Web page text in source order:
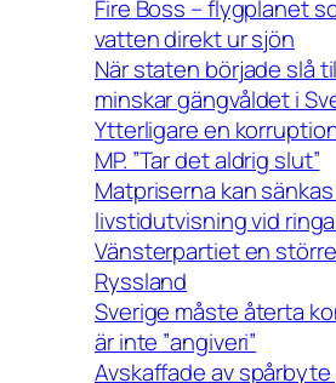
Fire Boss – flygplanet
vatten direkt ur sjön
När staten började slå
minskar gängvåldet i
Ytterligare en
MP. ”Tar det aldrig slut”
Matpriserna kan
livstidutvisning vid
Vänsterpartiet en
Ryssland
Sverige måste återta
är inte ”angiveri”
Avskaffade av spårbyte